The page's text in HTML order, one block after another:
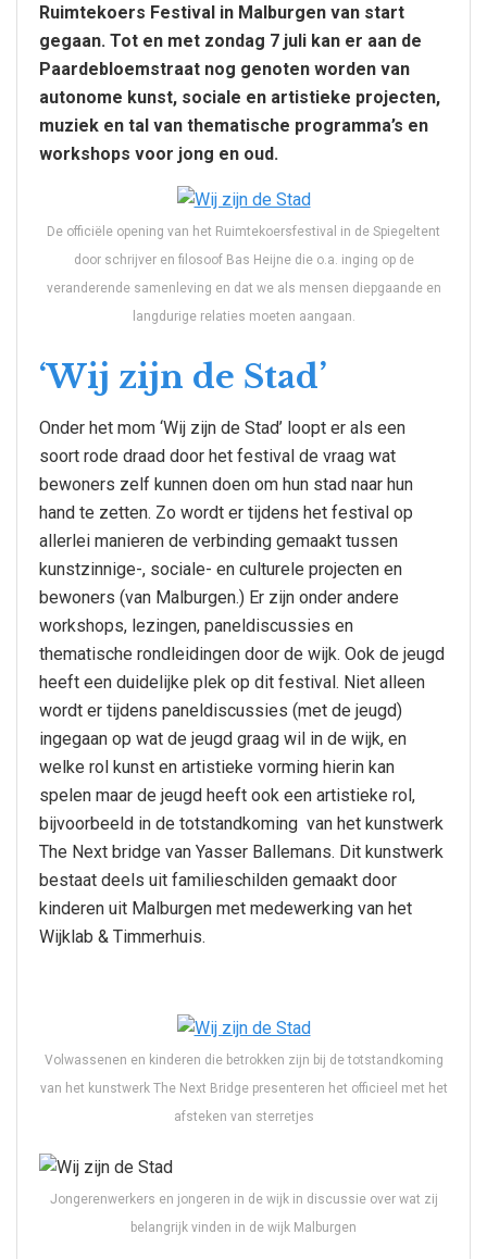
Ruimtekoers Festival in Malburgen van start
gegaan. Tot en met zondag 7 juli kan er aan de
Paardebloemstraat nog genoten worden van
autonome kunst, sociale en artistieke projecten,
muziek en tal van thematische programma’s en
workshops voor jong en oud.
De officiële opening van het Ruimtekoersfestival in de Spiegeltent
door schrijver en filosoof Bas Heijne die o.a. inging op de
veranderende samenleving en dat we als mensen diepgaande en
langdurige relaties moeten aangaan.
‘Wij zijn de Stad’
Onder het mom ‘Wij zijn de Stad’ loopt er als een
soort rode draad door het festival de vraag wat
bewoners zelf kunnen doen om hun stad naar hun
hand te zetten. Zo wordt er tijdens het festival op
allerlei manieren de verbinding gemaakt tussen
kunstzinnige-, sociale- en culturele projecten en
bewoners (van Malburgen.) Er zijn onder andere
workshops, lezingen, paneldiscussies en
thematische rondleidingen door de wijk. Ook de jeugd
heeft een duidelijke plek op dit festival. Niet alleen
wordt er tijdens paneldiscussies (met de jeugd)
ingegaan op wat de jeugd graag wil in de wijk, en
welke rol kunst en artistieke vorming hierin kan
spelen maar de jeugd heeft ook een artistieke rol,
bijvoorbeeld in de totstandkoming van het kunstwerk
The Next bridge van Yasser Ballemans. Dit kunstwerk
bestaat deels uit familieschilden gemaakt door
kinderen uit Malburgen met medewerking van het
Wijklab & Timmerhuis.
Volwassenen en kinderen die betrokken zijn bij de totstandkoming
van het kunstwerk The Next Bridge presenteren het officieel met het
afsteken van sterretjes
Jongerenwerkers en jongeren in de wijk in discussie over wat zij
belangrijk vinden in de wijk Malburgen